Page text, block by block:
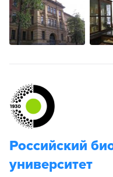
Российский
университет